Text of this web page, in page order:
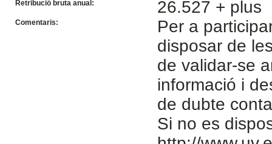
Retribució bruta anual: 26.527 + plus
Comentaris:
Per a
disposar de
de validar-se
informació i
de dubte
Si no es